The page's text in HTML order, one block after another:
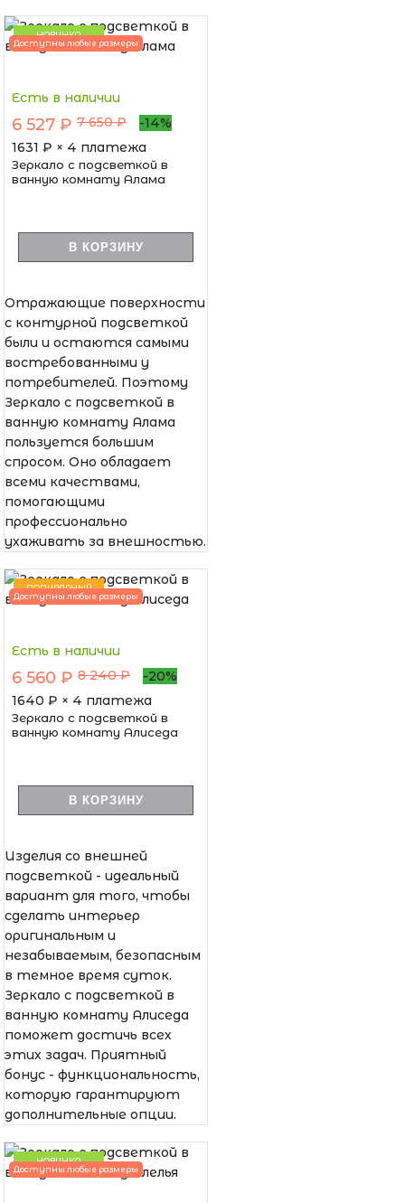
НОВИНКА
Доступны любые размеры
Есть в наличии
6 527 ₽ 7 650 ₽
-14%
1631 ₽ × 4 платежа
Зеркало с подсветкой в
ванную комнату Алама
В КОРЗИНУ
Отражающие поверхности
с контурной подсветкой
были и остаются самыми
востребованными у
потребителей. Поэтому
Зеркало с подсветкой в
ванную комнату Алама
пользуется большим
спросом. Оно обладает
всеми качествами,
помогающими
профессионально
ухаживать за внешностью.
ПОПУЛЯРНЫЙ
Доступны любые размеры
Есть в наличии
6 560 ₽ 8 240 ₽
-20%
1640 ₽ × 4 платежа
Зеркало с подсветкой в
ванную комнату Алиседа
В КОРЗИНУ
Изделия со внешней
подсветкой - идеальный
вариант для того, чтобы
сделать интерьер
оригинальным и
незабываемым, безопасным
в темное время суток.
Зеркало с подсветкой в
ванную комнату Алиседа
поможет достичь всех
этих задач. Приятный
бонус - функциональность,
которую гарантируют
дополнительные опции.
НОВИНКА
Доступны любые размеры